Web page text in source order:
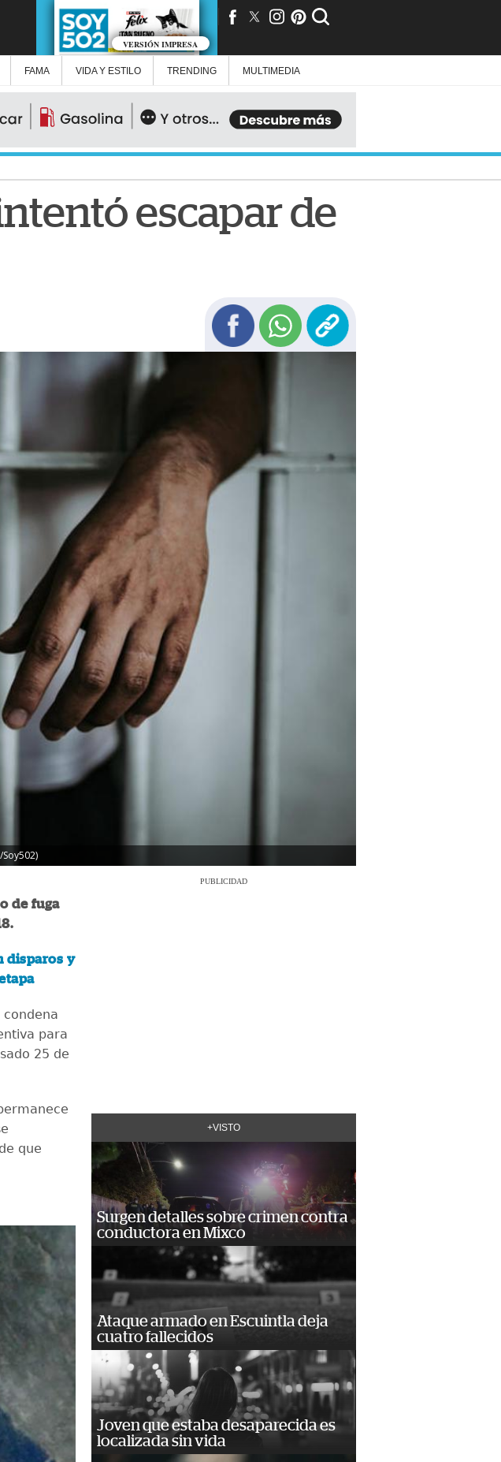
VERSIÓN IMPRESA
FAMA VIDA Y ESTILO TRENDING MULTIMEDIA
escapar de
de fuga
disparos y
para
25 de
que
PUBLICIDAD
+VISTO
Surgen detalles sobre crimen contra
conductora en Mixco
Ataque armado en Escuintla deja
cuatro fallecidos
Joven que estaba desaparecida es
localizada sin vida